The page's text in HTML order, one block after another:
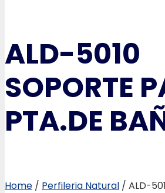
ALD-5010
SOPORTE
PTA.DE
Home / Perfileria Natural / ALD-